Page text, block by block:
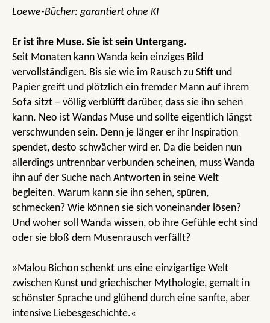
Loewe-Bücher: garantiert ohne KI
Er ist ihre Muse. Sie ist sein Untergang.
Seit Monaten kann Wanda kein einziges Bild
vervollständigen. Bis sie wie im Rausch zu Stift und
Papier greift und plötzlich ein fremder Mann auf ihrem
Sofa sitzt – völlig verblüfft darüber, dass sie ihn sehen
kann. Neo ist Wandas Muse und sollte eigentlich längst
verschwunden sein. Denn je länger er ihr Inspiration
spendet, desto schwächer wird er. Da die beiden nun
allerdings untrennbar verbunden scheinen, muss Wanda
ihn auf der Suche nach Antworten in seine Welt
begleiten. Warum kann sie ihn sehen, spüren,
schmecken? Wie können sie sich voneinander lösen?
Und woher soll Wanda wissen, ob ihre Gefühle echt sind
oder sie bloß dem Musenrausch verfällt?
»Malou Bichon schenkt uns eine einzigartige Welt
zwischen Kunst und griechischer Mythologie, gemalt in
schönster Sprache und glühend durch eine sanfte, aber
intensive Liebesgeschichte.«